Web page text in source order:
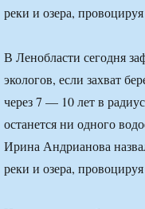
реки и озера,
В Ленобласти сегодня
экологов, если захват
через 7 — 10 лет в
останется ни одного
Ирина Андрианова
реки и озера,